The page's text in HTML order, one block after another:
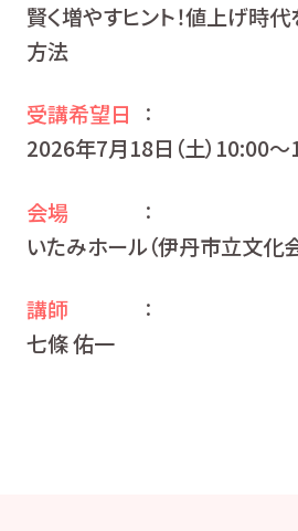
賢く増やすヒント！値上げ時
方法
受講希望日 ：
2026年7月18日（土）10:00
会場 ：
いたみホール（伊丹市立文化
講師 ：
七條 佑一